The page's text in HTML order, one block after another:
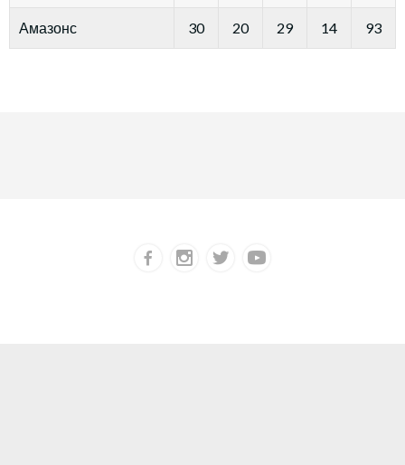
Амазонс 30 20 29 14 93